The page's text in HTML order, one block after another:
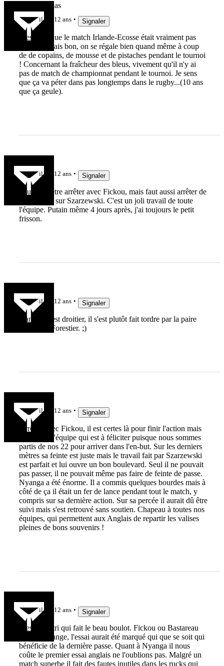
Jean-Claudas
il y a 12 ans Signaler
C'est vrai que le match Irlande-Ecosse était vraiment pas
terrible.. Mais bon, on se régale bien quand même à coup
de de copains, de mousse et de pistaches pendant le tournoi
! Concernant la fraîcheur des bleus, vivement qu'il n'y ai
pas de match de championnat pendant le tournoi. Je sens
que ça va péter dans pas longtemps dans le rugby...(10 ans
que ça geule).
il y a 12 ans Signaler
Faut peut-être arrêter avec Fickou, mais faut aussi arrêter de
se pignoler sur Szarzewski. C'est un joli travail de toute
l'équipe. Putain même 4 jours après, j'ai toujours le petit
frisson.
il y a 12 ans Signaler
Dan Cole est droitier, il s'est plutôt fait tordre par la paire
Domingo/Forestier. ;)
il y a 12 ans Signaler
Arrêtez avec Fickou, il est certes là pour finir l'action mais
c'est toute l'équipe qui est à féliciter puisque nous sommes
partis de nos 22 pour arriver dans l'en-but. Sur les derniers
mètres sa feinte est juste mais le travail fait par Szarzewski
est parfait et lui ouvre un bon boulevard. Seul il ne pouvait
pas passer, il ne pouvait même pas faire de feinte de passe.
Nyanga a été énorme. Il a commis quelques bourdes mais à
côté de ça il était un fer de lance pendant tout le match, y
compris sur sa dernière action. Sur sa percée il aurait dû être
suivi mais s'est retrouvé sans soutien. Chapeau à toutes nos
équipes, qui permettent aux Anglais de repartir les valises
pleines de bons souvenirs !
il y a 12 ans Signaler
C'est Dimitri qui fait le beau boulot. Fickou ou Bastareau
rien n'y change, l'essai aurait été marqué qui que se soit qui
bénéficie de la dernière passe. Quant à Nyanga il nous
coûte le premier essai anglais ne l'oublions pas. Malgré un
match superbe il fait des fautes inutiles dans les rucks qui